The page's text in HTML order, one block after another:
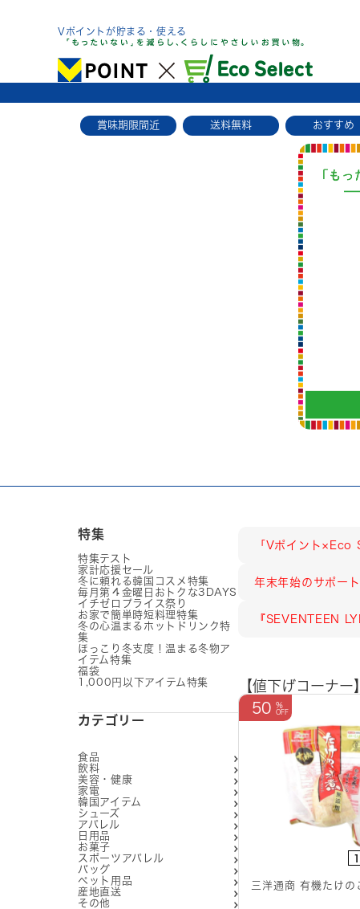
Vポイントが貯まる・使える
賞味期限間近 送料無料 おすすめ
特集
特集テスト
家計応援セール
冬に頼れる韓国コスメ特集
毎月第４金曜日おトクな3DAYS
イチゼロプライス祭り
お家で簡単時短料理特集
冬の心温まるホットドリンク特
集
ほっこり冬支度！温まる冬物ア
イテム特集
福袋
1,000円以下アイテム特集
カテゴリー
食品
飲料
美容・健康
家電
韓国アイテム
シューズ
アパレル
日用品
お菓子
スポーツアパレル
バッグ
ペット用品
産地直送
その他
「Vポイント×Eco
年末年始のサポー
『SEVENTEEN
【値下げコーナー】
50
三洋通商 有機たけの